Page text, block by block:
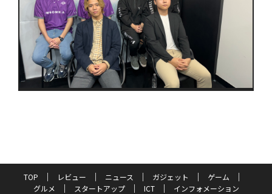
TOP レビュー ニュース ガジェット
ゲーム
グルメ
スタートアップ ICT
インフォメーション